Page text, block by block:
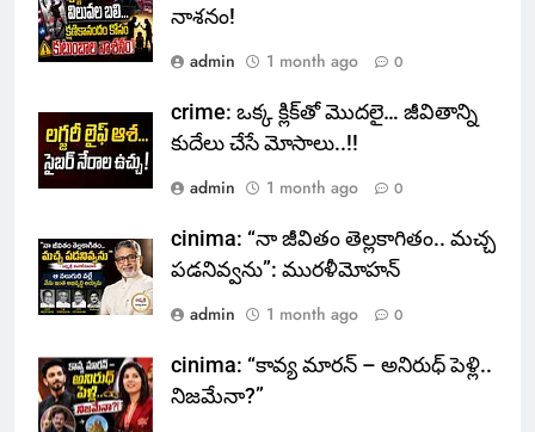
నాశనం!
admin
1 month ago 0
crime: ఒక్క క్లిక్‌తో మొదలై… జీవితాన్ని
కుదేలు చేసే మోసాలు..!!
admin
1 month ago 0
cinima: “నా జీవితం తెల్లకాగితం.. మచ్చ
పడనివ్వను”: మురళీమోహన్
admin
1 month ago 0
cinima: “కావ్య మారన్ – అనిరుధ్ పెళ్లి..
నిజమేనా?”